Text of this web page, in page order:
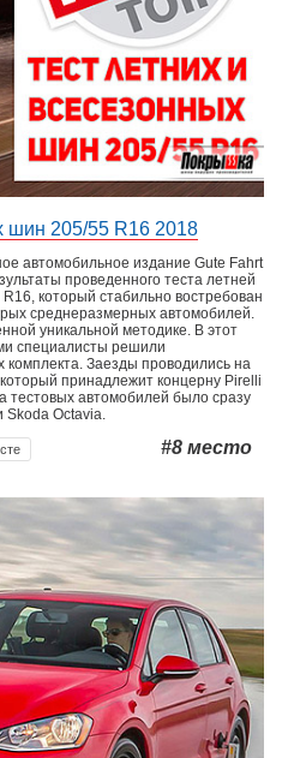
шин 205/55 R16 2018
автомобильное издание Gute Fahrt
проведенного теста летней
который стабильно востребован
среднеразмерных автомобилей.
уникальной методике. В этот
специалисты решили
комплекта. Заезды проводились на
принадлежит концерну Pirelli
тестовых автомобилей было сразу
Skoda Octavia.
#8 место